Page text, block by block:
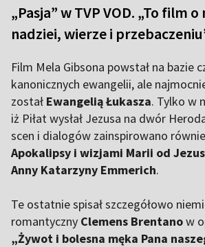
„Pasja” w TVP VOD. „To film o
nadziei, wierze i
Film Mela Gibsona powstał na bazie
kanonicznych ewangelii, ale
został Ewangelią Łukasza. Tylko w
iż Piłat wysłał Jezusa na dwór
scen i dialogów zainspirowano
Apokalipsy i wizjami Marii od
Anny Katarzyny Emmerich.
Te ostatnie spisał szczegółowo
romantyczny Clemens Brentanow
„Żywot i bolesna męka Pana